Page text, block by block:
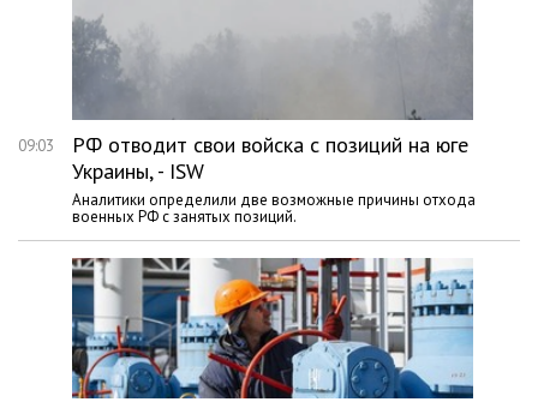
09:03
РФ отводит свои войска с позиций на юге
Украины, - ISW
Аналитики определили две возможные причины отхода
военных РФ с занятых позиций.